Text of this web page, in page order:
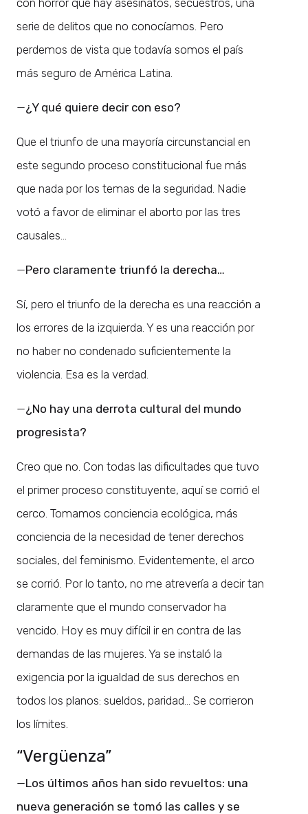
serie de delitos que no conocíamos. Pero
perdemos de vista que todavía somos el país
más seguro de América Latina.
—¿Y qué quiere decir con eso?
Que el triunfo de una mayoría circunstancial en
este segundo proceso constitucional fue más
que nada por los temas de la seguridad. Nadie
votó a favor de eliminar el aborto por las tres
causales…
—Pero claramente triunfó la derecha…
Sí, pero el triunfo de la derecha es una reacción a
los errores de la izquierda. Y es una reacción por
no haber no condenado suficientemente la
violencia. Esa es la verdad.
—¿No hay una derrota cultural del mundo
progresista?
Creo que no. Con todas las dificultades que tuvo
el primer proceso constituyente, aquí se corrió el
cerco. Tomamos conciencia ecológica, más
conciencia de la necesidad de tener derechos
sociales, del feminismo. Evidentemente, el arco
se corrió. Por lo tanto, no me atrevería a decir tan
claramente que el mundo conservador ha
vencido. Hoy es muy difícil ir en contra de las
demandas de las mujeres. Ya se instaló la
exigencia por la igualdad de sus derechos en
todos los planos: sueldos, paridad… Se corrieron
los límites.
“Vergüenza”
—Los últimos años han sido revueltos: una
nueva generación se tomó las calles y se